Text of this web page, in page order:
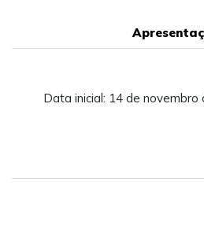
Data inicial: 14 de novembro